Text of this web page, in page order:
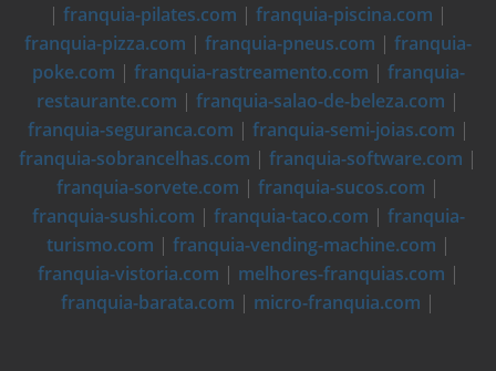
| franquia-pilates.com | franquia-piscina.com |
franquia-pizza.com | franquia-pneus.com | franquia-
poke.com | franquia-rastreamento.com | franquia-
restaurante.com | franquia-salao-de-beleza.com |
franquia-seguranca.com | franquia-semi-joias.com |
franquia-sobrancelhas.com | franquia-software.com |
franquia-sorvete.com | franquia-sucos.com |
franquia-sushi.com | franquia-taco.com | franquia-
turismo.com | franquia-vending-machine.com |
franquia-vistoria.com | melhores-franquias.com |
franquia-barata.com | micro-franquia.com |